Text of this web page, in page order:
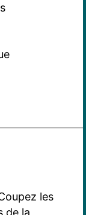
les
de la